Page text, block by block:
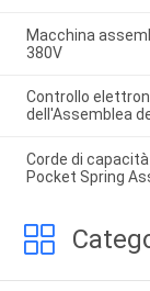
Macchina
380V
Controllo
dell'Assemblea
Corde di
Pocket Spring